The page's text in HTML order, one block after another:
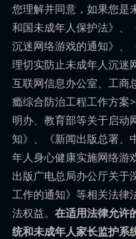
您理解并同意，如果您是
和国未成年人保护法》、
沉迷网络游戏的通知》、
理切实防止未成年人沉迷
互联网信息办公室、工商
瘾综合防治工程工作方案
明办、教育部等关于启动
知》、《新闻出版总署、
年人身心健康实施网络游
出版广电总局办公厅关于
工作的通知》等相关法律
法权益。 在适用法律允许
统和未成年人家长监护系